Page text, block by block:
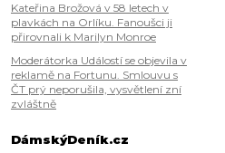
Kateřina Brožová v 58 letech v
plavkách na Orlíku. Fanoušci ji
přirovnali k Marilyn Monroe
Moderátorka Událostí se objevila v
reklamě na Fortunu. Smlouvu s
ČT prý neporušila, vysvětlení zní
zvláštně
DámskýDeník.cz